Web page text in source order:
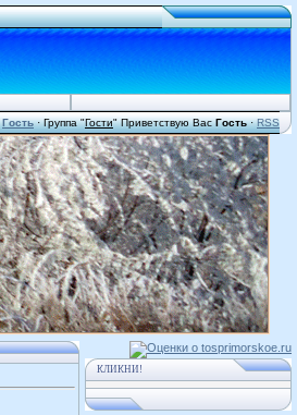
Гость·Группа"Гости"Приветствую ВасГость·RSS
КЛИКНИ!